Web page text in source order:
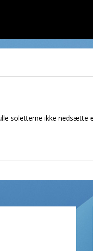
soletterne ikke nedsætte